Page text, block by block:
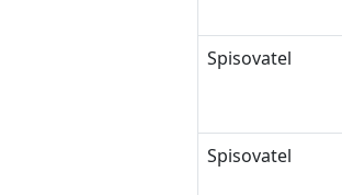
Spisovatel
Spisovatel